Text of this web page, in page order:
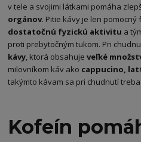
v tele a svojimi látkami pomáha
orgánov. Pitie kávy je len
dostatočnú fyzickú aktivitu a
proti prebytočným tukom. Pri
kávy, ktorá obsahujeveľké
milovníkom káv ako cappucino,
takýmto kávam sa pri chudnutí
Kofeín